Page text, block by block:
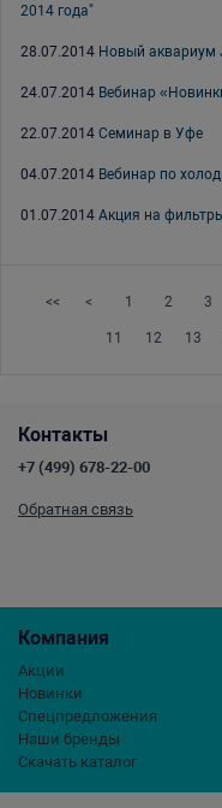
2014 года"
28.07.2014 Новый аквариум
24.07.2014 Вебинар
22.07.2014 Семинар в Уфе
04.07.2014 Вебинар по
01.07.2014 Акция на
<< < 1 2 3
11 12 13
Компания
Акции
Новинки
Спецпредложения
Наши бренды
Скачать каталог
Контакты
+7 (499) 678-22-00
Обратная связь